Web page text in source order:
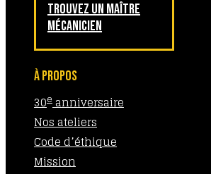
TROUVEZ UN MAÎTRE
MÉCANICIEN
À PROPOS
30eanniversaire
Nos ateliers
Code d’éthique
Mission